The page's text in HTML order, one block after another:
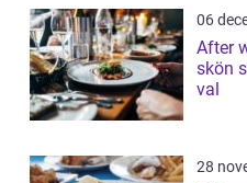
06
After
skön
val
28